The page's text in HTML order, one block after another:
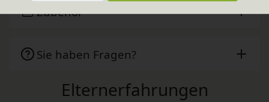
Zubehör
Sie haben Fragen?
Elternerfahrungen